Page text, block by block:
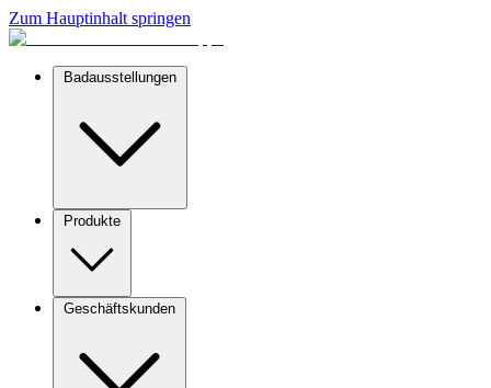
Zum Hauptinhalt springen
Badausstellungen
Produkte
Geschäftskunden